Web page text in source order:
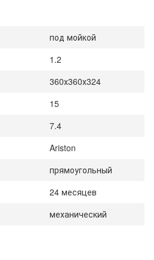
под мойкой
1.2
360х360х324
15
7.4
Ariston
прямоугольный
24 месяцев
механический